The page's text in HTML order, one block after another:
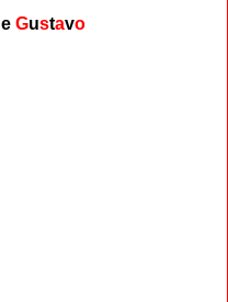
e Gustavo